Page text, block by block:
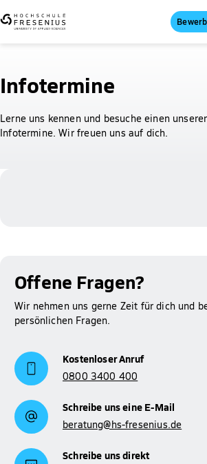
Infotermine
Lerne uns kennen und besuche einen
Infotermine. Wir freuen uns auf dich.
Offene Fragen?
Wir nehmen uns gerne Zeit für dich und
persönlichen Fragen.
Kostenloser Anruf
0800 3400 400
Schreibe uns eine E-Mail
beratung@hs-fresenius.de
Schreibe uns direkt